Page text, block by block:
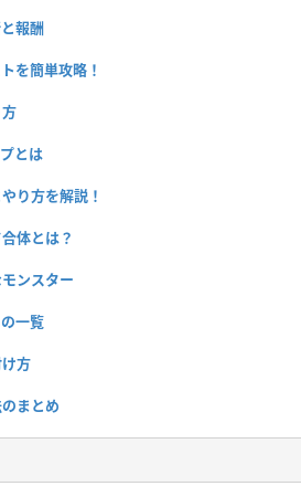
報酬
を簡単攻略！
とは
り方を解説！
体とは？
ンスター
一覧
方
まとめ